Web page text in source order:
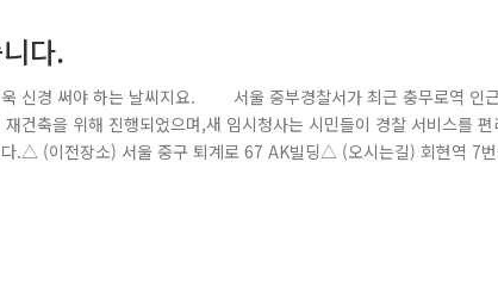
다.
욱 신경 써야 하는 날씨지요. 서울 중부경찰서가 최근 충무로역 인
건축을 위해 진행되었으며,새 임시청사는 시민들이 경찰 서비스를
.△ (이전장소) 서울 중구 퇴계로 67 AK빌딩△ (오시는길) 회현역 7
기간 동안에도변함없는 치안 서비스를 제공하기 위해 노력할 계획입
,보다 효율적인 경찰 행정을 실현하고자 합니다. 이번 이전으로 인